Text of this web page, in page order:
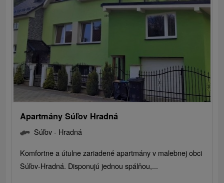
Apartmány Súľov Hradná
Súľov - Hradná
Komfortne a útulne zariadené apartmány v malebnej obci
Súľov-Hradná. Disponujú jednou spálňou,...